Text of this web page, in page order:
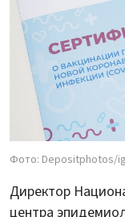
Фото: Depositphotos/
Директор
центра